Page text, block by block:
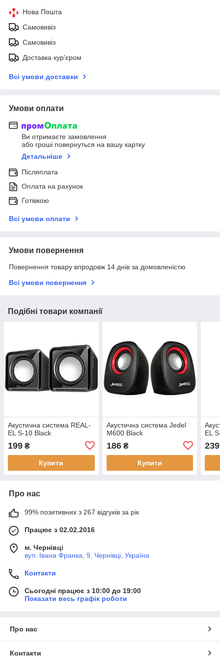
Нова Пошта
Самовивіз
Самовивіз
Доставка кур'єром
Всі умови доставки
Умови оплати
Ви отримаєте замовлення
або гроші повернуться на вашу картку
Детальніше
Післяплата
Оплата на рахунок
Готівкою
Всі умови оплати
Умови повернення
Повернення товару впродовж 14 днів за домовленістю
Всі умови повернення
Подібні товари компанії
Акустична система REAL-
EL S-10 Black
199 ₴
Купити
Акустична система Jedel
M600 Black
186₴
Купити
EL
239
Про нас
99% позитивних з 267 відгуків за рік
Працює з 02.02.2016
м. Чернівці
вул. Івана Франка, 9, Чернівці, Україна
Контакти
Сьогодні працює з 10:00 до 19:00
Показати весь графік роботи
Про нас
Контакти